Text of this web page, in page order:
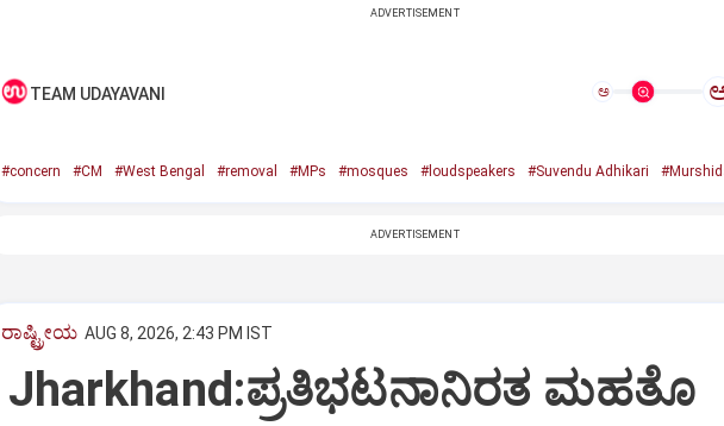
ADVERTISEMENT
TEAM UDAYAVANI ಅ
#concern #CM #West Bengal #removal #MPs #mosques #loudspeakers #Suvendu Adhikari
ADVERTISEMENT
ರಾಷ್ಟ್ರೀಯ AUG 8, 2026, 2:43 PM IST
Jharkhand:ಪ್ರತಿಭಟನಾನಿರತ ಮಹತೊ